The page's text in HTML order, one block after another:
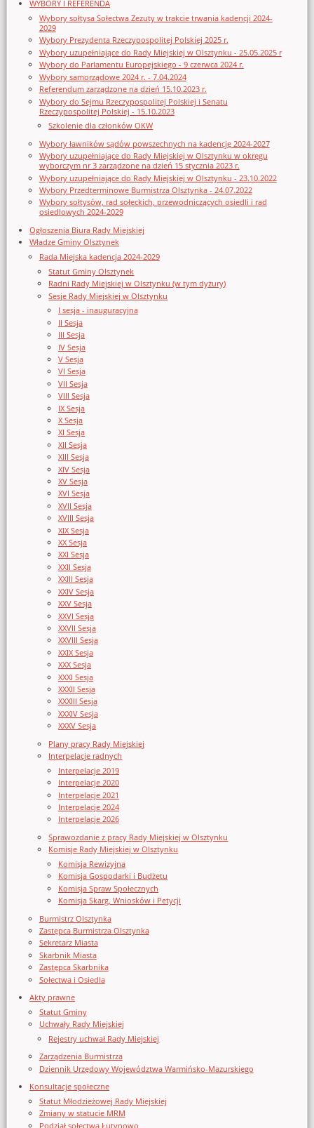
WYBORY I REFERENDA
Wybory sołtysa Sołectwa Zezuty w trakcie trwania kadencji 2024-
2029
Wybory Prezydenta Rzeczypospolitej Polskiej 2025 r.
Wybory uzupełniające do Rady Miejskiej w Olsztynku - 25.05.2025 r
Wybory do Parlamentu Europejskiego - 9 czerwca 2024 r.
Wybory samorządowe 2024 r. - 7.04.2024
Referendum zarządzone na dzień 15.10.2023 r.
Wybory do Sejmu Rzeczypospolitej Polskiej i Senatu
Rzeczypospolitej Polskiej - 15.10.2023
Szkolenie dla członków OKW
Wybory ławników sądów powszechnych na kadencję 2024-2027
Wybory uzupełniające do Rady Miejskiej w Olsztynku w okręgu
wyborczym nr 3 zarządzone na dzień 15 stycznia 2023 r.
Wybory uzupełniające do Rady Miejskiej w Olsztynku - 23.10.2022
Wybory Przedterminowe Burmistrza Olsztynka - 24.07.2022
Wybory sołtysów, rad sołeckich, przewodniczących osiedli i rad
osiedlowych 2024-2029
Ogłoszenia Biura Rady Miejskiej
Władze Gminy Olsztynek
Rada Miejska kadencja 2024-2029
Statut Gminy Olsztynek
Radni Rady Miejskiej w Olsztynku (w tym dyżury)
Sesje Rady Miejskiej w Olsztynku
I sesja - inauguracyjna
II Sesja
III Sesja
IV Sesja
V Sesja
VI Sesja
VII Sesja
VIII Sesja
IX Sesja
X Sesja
XI Sesja
XII Sesja
XIII Sesja
XIV Sesja
XV Sesja
XVI Sesja
XVII Sesja
XVIII Sesja
XIX Sesja
XX Sesja
XXI Sesja
XXII Sesja
XXIII Sesja
XXIV Sesja
XXV Sesja
XXVI Sesja
XXVII Sesja
XXVIII Sesja
XXIX Sesja
XXX Sesja
XXXI Sesja
XXXII Sesja
XXXIII Sesja
XXXIV Sesja
XXXV Sesja
Plany pracy Rady Miejskiej
Interpelacje radnych
Interpelacje 2019
Interpelacje 2020
Interpelacje 2021
Interpelacje 2024
Interpelacje 2026
Sprawozdanie z pracy Rady Miejskiej w Olsztynku
Komisje Rady Miejskiej w Olsztynku
Komisja Rewizyjna
Komisja Gospodarki i Budżetu
Komisja Spraw Społecznych
Komisja Skarg, Wniosków i Petycji
Burmistrz Olsztynka
Zastępca Burmistrza Olsztynka
Sekretarz Miasta
Skarbnik Miasta
Zastępca Skarbnika
Sołectwa i Osiedla
Akty prawne
Statut Gminy
Uchwały Rady Miejskiej
Rejestry uchwał Rady Miejskiej
Zarządzenia Burmistrza
Dziennik Urzędowy Województwa Warmińsko-Mazurskiego
Konsultacje społeczne
Statut Młodzieżowej Rady Miejskiej
Zmiany w statucie MRM
Podział sołectwa Łutynowo